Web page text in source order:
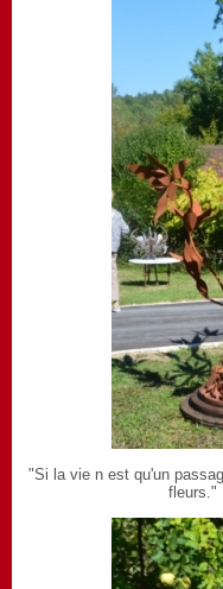
"Si la vie n est qu'un
fleurs."